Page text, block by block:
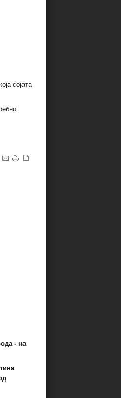
сојата
- на